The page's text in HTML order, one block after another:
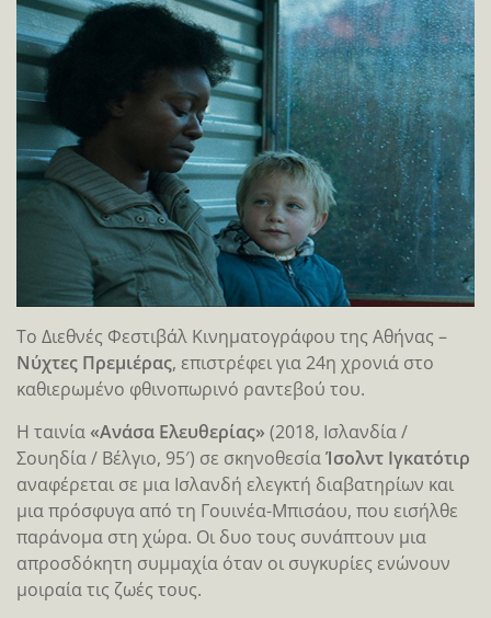
Το Διεθνές Φεστιβάλ Κινηματογράφου της Αθήνας –
Νύχτες Πρεμιέρας, επιστρέφει για 24η χρονιά στο
καθιερωμένο φθινοπωρινό ραντεβού του.
Η ταινία«Ανάσα Ελευθερίας» (2018, Ισλανδία /
Σουηδία / Βέλγιο, 95′) σε σκηνοθεσίαΊσολντ Ιγκατότιρ
αναφέρεται σε μια Ισλανδή ελεγκτή διαβατηρίων και
μια πρόσφυγα από τη Γουινέα-Μπισάου, που εισήλθε
παράνομα στη χώρα. Οι δυο τους συνάπτουν μια
απροσδόκητη συμμαχία όταν οι συγκυρίες ενώνουν
μοιραία τις ζωές τους.